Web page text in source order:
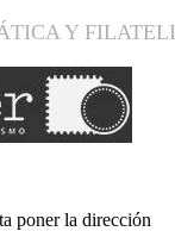
Y
poner la dirección